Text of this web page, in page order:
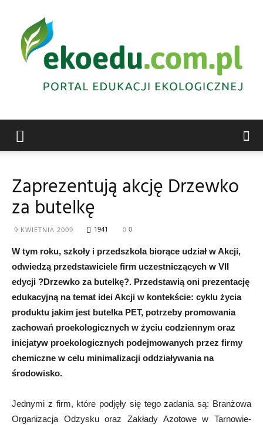
ekologiczna
Abrys
Zaprezentują akcję Drzewko
za butelkę
9 KWIETNIA 2009 1941 0
W tym roku, szkoły i przedszkola biorące udział w Akcji,
odwiedzą przedstawiciele firm uczestniczących w VII
edycji ?Drzewko za butelkę?. Przedstawią oni prezentację
edukacyjną na temat idei Akcji w kontekście: cyklu życia
produktu jakim jest butelka PET, potrzeby promowania
zachowań proekologicznych w życiu codziennym oraz
inicjatyw proekologicznych podejmowanych przez firmy
chemiczne w celu minimalizacji oddziaływania na
środowisko.
Jednymi z firm, które podjęły się tego zadania są: Branżowa
Organizacja Odzysku oraz Zakłady Azotowe w Tarnowie-